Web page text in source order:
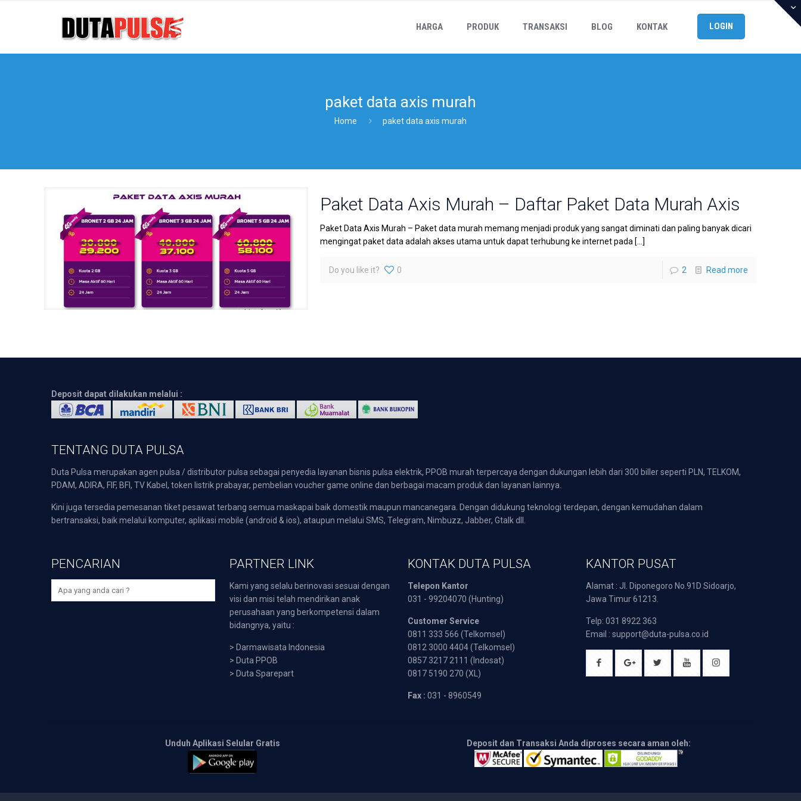
HARGA PRODUK TRANSAKSI BLOG KONTAK LOGIN
paket data axis murah
Home paket data axis murah
Paket Data Axis Murah – Daftar Paket Data Murah Axis
Paket Data Axis Murah – Paket data murah memang menjadi produk yang sangat diminati dan paling banyak dicari
mengingat paket data adalah akses utama untuk dapat terhubung ke internet pada […]
Do you like it? 0 2 Read more
Deposit dapat dilakukan melalui :
TENTANG DUTA PULSA
Duta Pulsa merupakan agen pulsa / distributor pulsa sebagai penyedia layanan bisnis pulsa elektrik, PPOB murah terpercaya dengan dukungan lebih dari 300 biller seperti PLN, TELKOM,
PDAM, ADIRA, FIF, BFI, TV Kabel, token listrik prabayar, pembelian voucher game online dan berbagai macam produk dan layanan lainnya.
Kini juga tersedia pemesanan tiket pesawat terbang semua maskapai baik domestik maupun mancanegara. Dengan didukung teknologi terdepan, dengan kemudahan dalam
bertransaksi, baik melalui komputer, aplikasi mobile (android & ios), ataupun melalui SMS, Telegram, Nimbuzz, Jabber, Gtalk dll.
PENCARIAN PARTNER LINK
Kami yang selalu berinovasi sesuai dengan
visi dan misi telah mendirikan anak
perusahaan yang berkompetensi dalam
bidangnya, yaitu :
> Darmawisata Indonesia
> Duta PPOB
> Duta Sparepart
KONTAK DUTA PULSA
Telepon Kantor
031 - 99204070 (Hunting)
Customer Service
0811 333 566 (Telkomsel)
0812 3000 4404 (Telkomsel)
0857 3217 2111 (Indosat)
0817 5190 270 (XL)
Fax : 031 - 8960549
KANTOR PUSAT
Alamat : Jl. Diponegoro No.91D Sidoarjo,
Jawa Timur 61213.
Telp: 031 8922 363
Email : support@duta-pulsa.co.id
Unduh Aplikasi Selular Gratis Deposit dan Transaksi Anda diproses secara aman oleh: